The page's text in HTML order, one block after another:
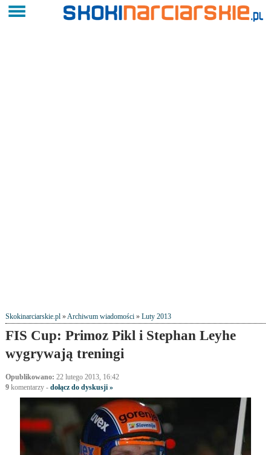
Skokinarciarskie.pl»Archiwum wiadomości» Luty 2013
FIS Cup: Primoz Pikl i Stephan Leyhe
wygrywają treningi
Opublikowano: 22 lutego 2013, 16:42
9komentarzy- dołącz do dyskusji »